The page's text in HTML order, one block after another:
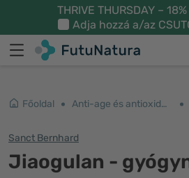
THRIVE THURSDAY –
Adja hozzá a/az
Főoldal Anti-age és antioxidánsok
Sanct Bernhard
Jiaogulan -